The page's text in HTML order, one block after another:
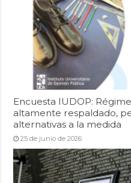
Encuesta IUDOP:
altamente respaldado,
alternativas a la medida
25 de junio de 2026